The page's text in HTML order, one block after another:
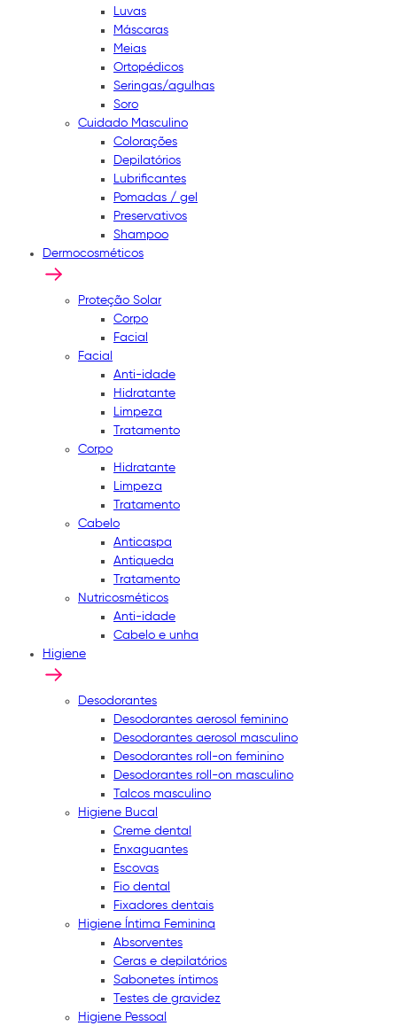
Luvas
Máscaras
Meias
Ortopédicos
Seringas/agulhas
Soro
Cuidado Masculino
Colorações
Depilatórios
Lubrificantes
Pomadas / gel
Preservativos
Shampoo
Dermocosméticos
Proteção Solar
Corpo
Facial
Facial
Anti-idade
Hidratante
Limpeza
Tratamento
Corpo
Hidratante
Limpeza
Tratamento
Cabelo
Anticaspa
Antiqueda
Tratamento
Nutricosméticos
Anti-idade
Cabelo e unha
Higiene
Desodorantes
Desodorantes aerosol feminino
Desodorantes aerosol masculino
Desodorantes roll-on feminino
Desodorantes roll-on masculino
Talcos masculino
Higiene Bucal
Creme dental
Enxaguantes
Escovas
Fio dental
Fixadores dentais
Higiene Íntima Feminina
Absorventes
Ceras e depilatórios
Sabonetes íntimos
Testes de gravidez
Higiene Pessoal